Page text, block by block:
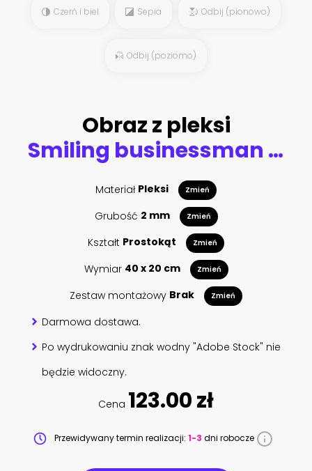
Czerń i biel Sepia Odbij (pionowo)
Odbij (poziomo)
Obraz z pleksi
Smiling businessman with loan contract talking with house buyers
Materiał Pleksi Zmień
Grubość 2 mm Zmień
Kształt Prostokąt Zmień
Wymiar 40 x 20 cm Zmień
Zestaw montażowy Brak Zmień
Darmowa dostawa.
Po wydrukowaniu znak wodny "Adobe Stock" nie
będzie widoczny.
Cena 123.00 zł
Przewidywany termin realizacji: 1-3 dni robocze